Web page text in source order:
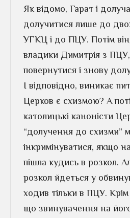
Як відомо, Гарат і
долучитися лише до
УГКЦ і до ПЦУ. Потім
владики Димитрія з
повернутися і знову
І відповідно, виникає
Церков є схизмою? А
католицькі каноністи
“долучення до схизми”
інкримінуватися, якщо
пішла кудись в розкол.
розкол йдеться у
ходив тільки в ПЦУ. Крім
що звинувачення на